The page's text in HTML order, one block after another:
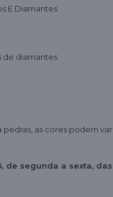
E Diamantes
de diamantes
as cores podem
de segunda a sexta,